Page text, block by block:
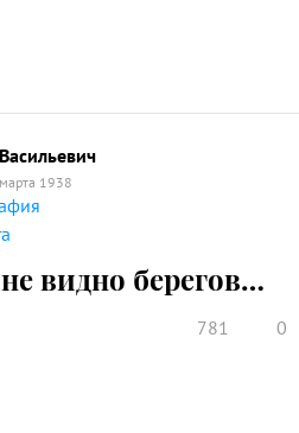
1938
видно берегов…
781 0